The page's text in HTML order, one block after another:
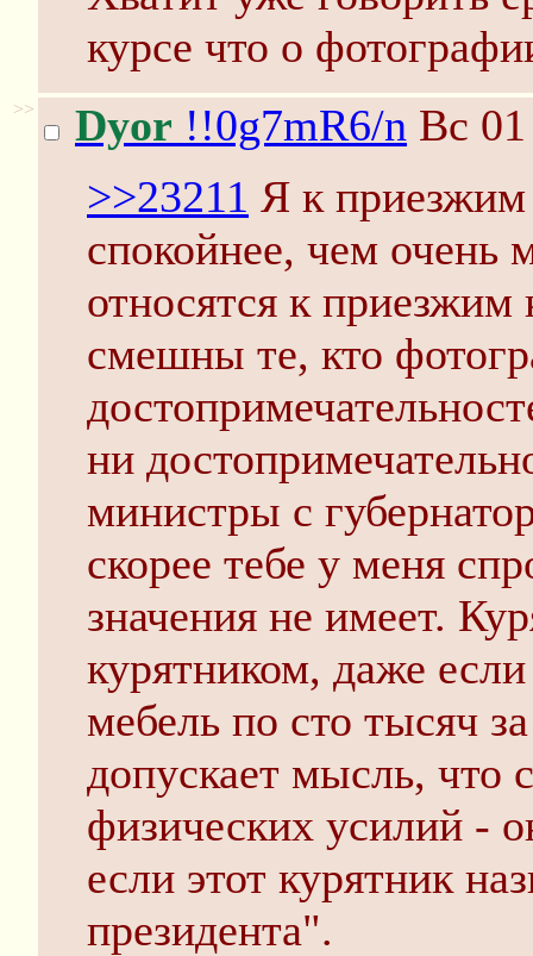
курсе что о
>> Dyor !!0g7mR6/n Вс
>>23211 Я к
спокойнее, чем очень
относятся к
смешны те, кто
ни
министры с
скорее тебе у меня
значения не имеет.
курятником, даже
мебель по сто тысяч
допускает мысль, что
физических усилий -
если этот курятник
президента".